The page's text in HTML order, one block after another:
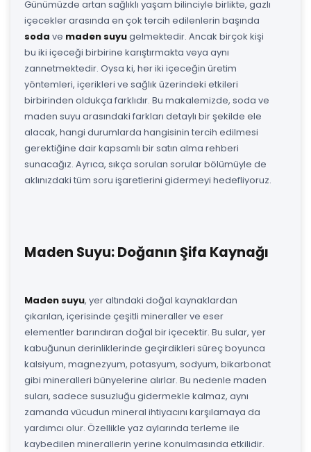
Günümüzde artan sağlıklı yaşam bilinciyle birlikte, gazlı
içecekler arasında en çok tercih edilenlerin başında
soda ve maden suyugelmektedir. Ancak birçok kişi
bu iki içeceği birbirine karıştırmakta veya aynı
zannetmektedir. Oysa ki, her iki içeceğin üretim
yöntemleri, içerikleri ve sağlık üzerindeki etkileri
birbirinden oldukça farklıdır. Bu makalemizde, soda ve
maden suyu arasındaki farkları detaylı bir şekilde ele
alacak, hangi durumlarda hangisinin tercih edilmesi
gerektiğine dair kapsamlı bir satın alma rehberi
sunacağız. Ayrıca, sıkça sorulan sorular bölümüyle de
aklınızdaki tüm soru işaretlerini gidermeyi hedefliyoruz.
Maden Suyu: Doğanın Şifa Kaynağı
Maden suyu, yer altındaki doğal kaynaklardan
çıkarılan, içerisinde çeşitli mineraller ve eser
elementler barındıran doğal bir içecektir. Bu sular, yer
kabuğunun derinliklerinde geçirdikleri süreç boyunca
kalsiyum, magnezyum, potasyum, sodyum, bikarbonat
gibi mineralleri bünyelerine alırlar. Bu nedenle maden
suları, sadece susuzluğu gidermekle kalmaz, aynı
zamanda vücudun mineral ihtiyacını karşılamaya da
yardımcı olur. Özellikle yaz aylarında terleme ile
kaybedilen minerallerin yerine konulmasında etkilidir.